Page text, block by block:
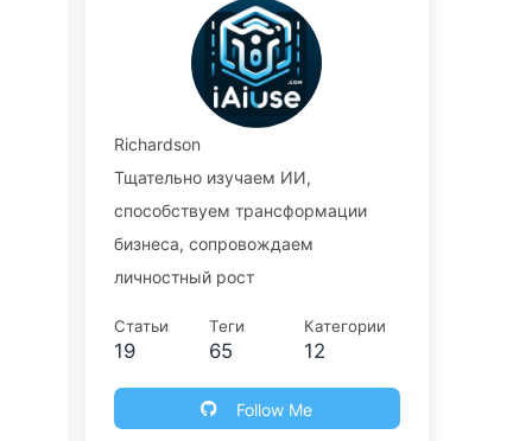
Richardson
Тщательно изучаем ИИ,
способствуем трансформации
бизнеса, сопровождаем
личностный рост
Статьи
19
Теги
65
Категории
12
Follow Me